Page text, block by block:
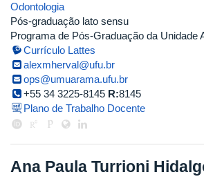
Odontologia
Pós-graduação lato sensu
Programa de Pós-Graduação da Unidade
Currículo Lattes
alexmherval@ufu.br
ops@umuarama.ufu.br
+55 34 3225-8145 R:8145
Plano de Trabalho Docente
Ana Paula Turrioni